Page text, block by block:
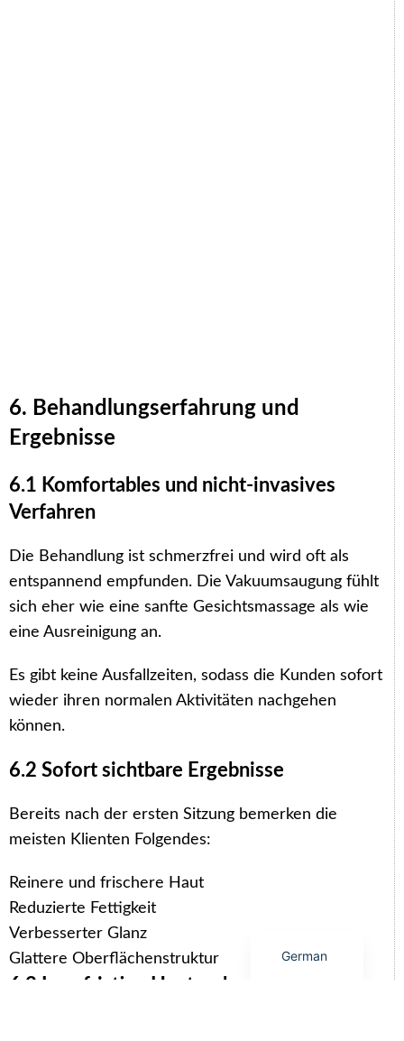
6. Behandlungserfahrung und
Ergebnisse
6.1 Komfortables und nicht-invasives
Verfahren
Die Behandlung ist schmerzfrei und wird oft als
entspannend empfunden. Die Vakuumsaugung fühlt
sich eher wie eine sanfte Gesichtsmassage als wie
eine Ausreinigung an.
Es gibt keine Ausfallzeiten, sodass die Kunden sofort
wieder ihren normalen Aktivitäten nachgehen
können.
6.2 Sofort sichtbare Ergebnisse
Bereits nach der ersten Sitzung bemerken die
meisten Klienten Folgendes:
Reinere und frischere Haut
Reduzierte Fettigkeit
Verbesserter Glanz
Glattere Oberflächenstruktur
6.3 Langfristige Hautverbesserungen
German
Portuguese
Japanese